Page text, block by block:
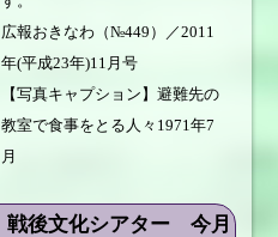
広報おきなわ（№449）／2011
年(平成23年)11月号
【写真キャプション】避難先の
教室で食事をとる人々1971年7
月
戦後文化シアター 今月